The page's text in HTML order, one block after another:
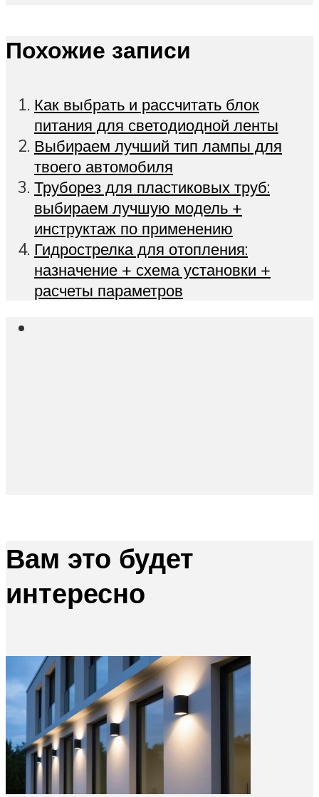
Похожие записи
Как выбрать и рассчитать блок
питания для светодиодной ленты
Выбираем лучший тип лампы для
твоего автомобиля
Труборез для пластиковых труб:
выбираем лучшую модель +
инструктаж по применению
Гидрострелка для отопления:
назначение + схема установки +
расчеты параметров
Вам это будет
интересно